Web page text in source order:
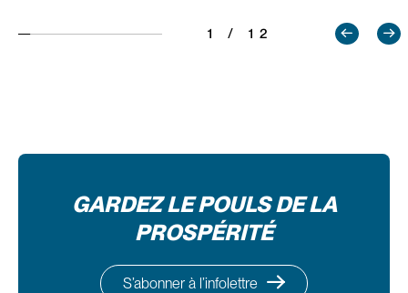
1 / 12
GARDEZ LE POULS DE LA
PROSPÉRITÉ
S’abonner à l’infolettre